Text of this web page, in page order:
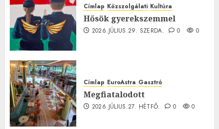
Címlap Közszolgálati Kultúra
Hősök gyerekszemmel
2026.JÚLIUS.29. SZERDA. 0 0
Címlap EuroAstra Gasztró
Megfiatalodott
2026.JÚLIUS.27. HÉTFŐ. 0 0